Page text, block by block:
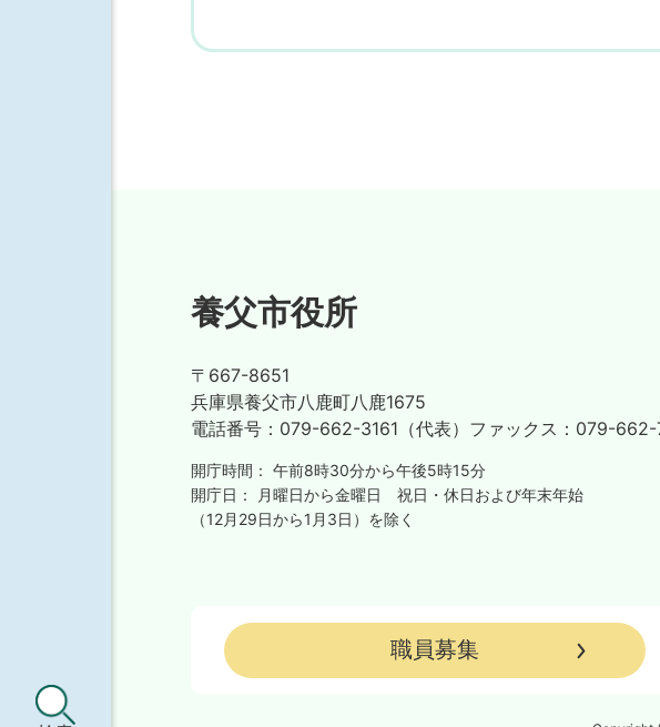
養父市役所
〒667-8651
兵庫県養父市八鹿町八鹿1675
電話番号： 079-662-3161（代表） ファックス： 079-662-
開庁時間： 午前8時30分から午後5時15分
開庁日：
月曜日から金曜日
祝日・休日および年末年始
（12月29日から1月3日）を除く
職員募集